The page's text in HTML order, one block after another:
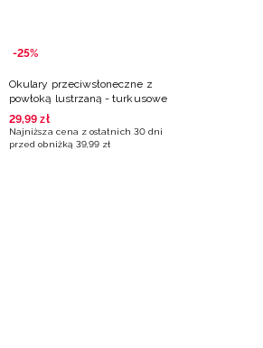
-25%
Okulary przeciwsłoneczne z
powłoką lustrzaną - turkusowe
29,99 zł
Najniższa cena z ostatnich 30 dni
przed obniżką 39,99 zł